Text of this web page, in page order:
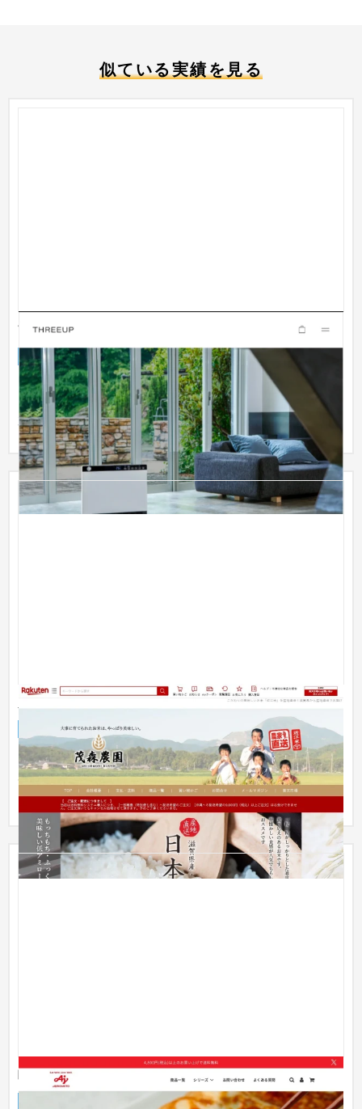
似ている実績を見る
THREEUP
ECサイト インテリア・雑貨
シーゾナブル家電メーカー「THREEUP（スリーアップ）」のブ
ランドサイトを制作しました。 THREEUPは、デザイン性の高い
加湿器や...
ECサイト 食品・飲料
お米農家が直接お届けすることの親近感が湧くようなサイトで
あること、また、お米づくりのこだわりがしっかりと伝わるこ
とを意識...
味の素冷凍食品様 公式オンラインストア
51〜100万円